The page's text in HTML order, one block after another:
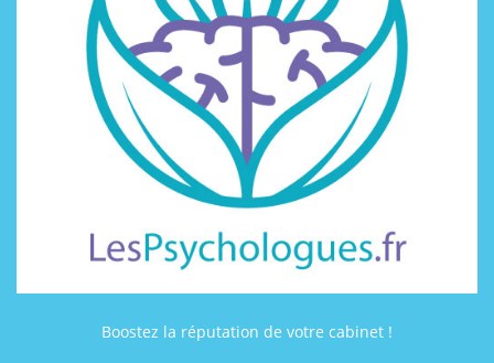
Boostez la réputation de votre cabinet !